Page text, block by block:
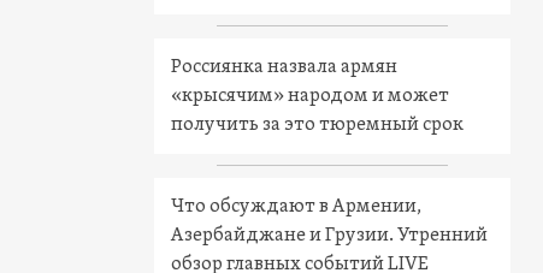
Россиянка назвала армян
«крысячим» народом и может
получить за это тюремный срок
Что обсуждают в Армении,
Азербайджане и Грузии. Утренний
обзор главных событий LIVE